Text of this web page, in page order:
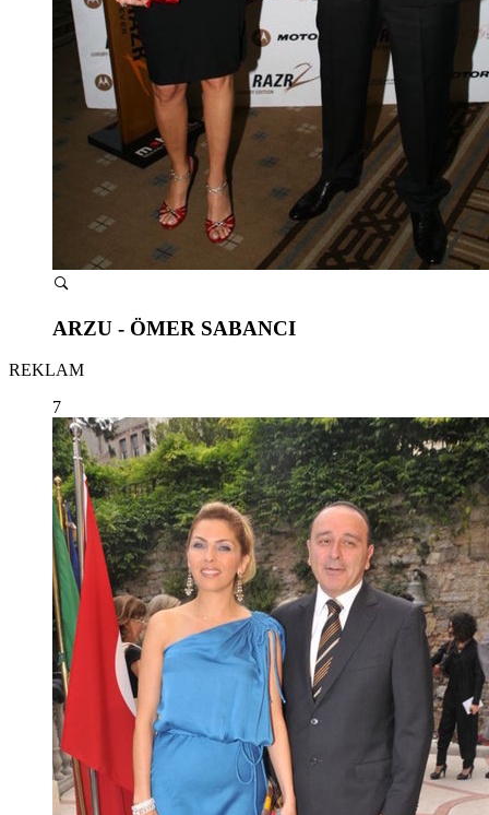
ARZU - ÖMER SABANCI
REKLAM
7